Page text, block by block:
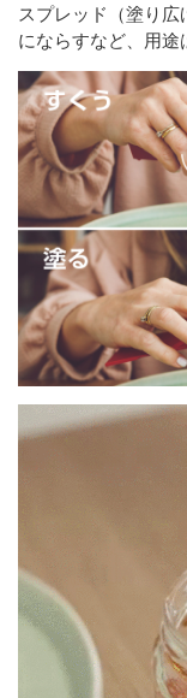
スプレッド（塗り
にならすなど、用途